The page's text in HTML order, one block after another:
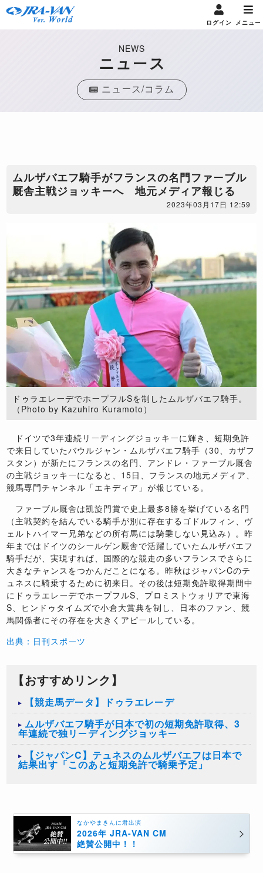
ログイン メニュー
NEWS
ニュース
ニュース/コラム
ムルザバエフ騎手がフランスの名門ファーブル
厩舎主戦ジョッキーへ 地元メディア報じる
2023年03月17日 12:59
ドゥラエレーデでホープフルSを制したムルザバエフ騎手。
（Photo by Kazuhiro Kuramoto）
ドイツで3年連続リーディングジョッキーに輝き、短期免許
で来日していたバウルジャン・ムルザバエフ騎手（30、カザフ
スタン）が新たにフランスの名門、アンドレ・ファーブル厩舎
の主戦ジョッキーになると、15日、フランスの地元メディア、
競馬専門チャンネル「エキディア」が報じている。
ファーブル厩舎は凱旋門賞で史上最多8勝を挙げている名門
（主戦契約を結んでいる騎手が別に存在するゴドルフィン、ヴ
ェルトハイマー兄弟などの所有馬には騎乗しない見込み）。昨
年まではドイツのシールゲン厩舎で活躍していたムルザバエフ
騎手だが、実現すれば、国際的な競走の多いフランスでさらに
大きなチャンスをつかんだことになる。昨秋はジャパンCのテ
ュネスに騎乗するために初来日。その後は短期免許取得期間中
にドゥラエレーデでホープフルS、プロミストウォリアで東海
S、ヒンドゥタイムズで小倉大賞典を制し、日本のファン、競
馬関係者にその存在を大きくアピールしている。
出典：日刊スポーツ
【おすすめリンク】
【競走馬データ】ドゥラエレーデ
ムルザバエフ騎手が日本で初の短期免許取得、3
年連続で独リーディングジョッキー
【ジャパンC】テュネスのムルザバエフは日本で
結果出す「このあと短期免許で騎乗予定」
なかやまきんに君出演
2026年 JRA-VAN CM
絶賛公開中！！